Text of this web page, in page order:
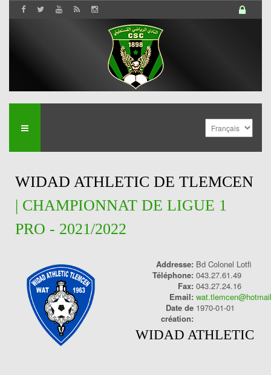
WIDAD ATHLETIC DE TLEMCEN
| CHAMPIONNAT DE LIGUE 1
PRO - 2021/2022
Addresse: Bd Colonel Lotfi
Téléphone: 043.27.61.49
Fax: 043.27.24.16
Email:
Date de
création:
1970-01-01
WIDAD ATHLETIC